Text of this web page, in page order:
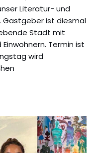
Literatur- und
ist diesmal
Stadt mit
Termin ist
wird